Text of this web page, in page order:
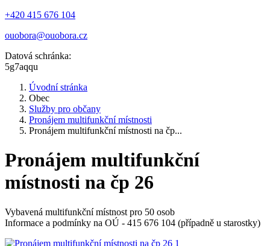
+420 415 676 104
ouobora@ouobora.cz
Datová schránka:
5g7aqqu
Úvodní stránka
Obec
Služby pro občany
Pronájem multifunkční místnosti
Pronájem multifunkční místnosti na čp...
Pronájem multifunkční
místnosti na čp 26
Vybavená multifunkční místnost pro 50 osob
Informace a podmínky na OÚ - 415 676 104 (případně u starostky)